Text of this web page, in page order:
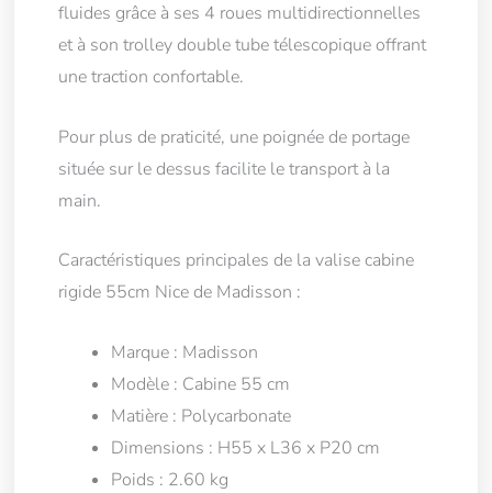
fluides grâce à ses 4 roues multidirectionnelles
et à son trolley double tube télescopique offrant
une traction confortable.
Pour plus de praticité, une poignée de portage
située sur le dessus facilite le transport à la
main.
Caractéristiques principales de la valise cabine
rigide 55cm Nice de Madisson :
Marque : Madisson
Modèle : Cabine 55 cm
Matière : Polycarbonate
Dimensions : H55 x L36 x P20 cm
Poids : 2.60 kg